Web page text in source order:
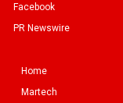
Facebook
PR Newswire
Home
Martech